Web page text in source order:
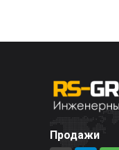
Продажи